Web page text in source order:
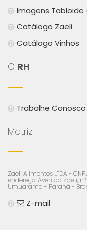
Imagens Tabloide
Catálogo Zaeli
Catálogo Vinhos
O RH
Trabalhe Conosco
Matriz:
Zaeli Alimentos LTDA -
endereço: Avenida Zaeli, n°
Umuarama - Paraná -
Z-mail